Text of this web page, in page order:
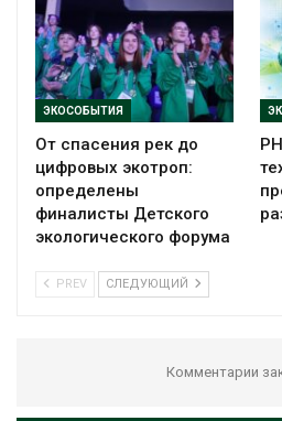
ЭКОСОБЫТИЯ
От спасения рек до
цифровых экотроп:
определены
финалисты Детского
экологического форума
PREV СЛЕДУЮЩИЙ
Комментарии